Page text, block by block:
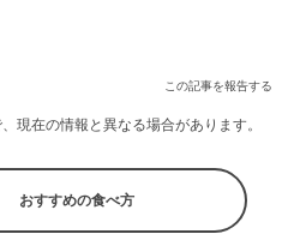
この記事を報告する
現在の情報と異なる場合があります。
おすすめの食べ方